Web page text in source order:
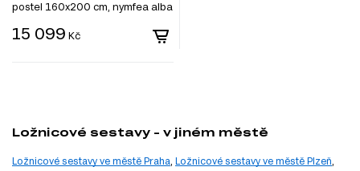
postel 160x200 cm, nymfea alba
15 099 Kč
Ložnicové sestavy - v jiném městě
Ložnicové sestavy ve městě Praha Ložnicové sestavy ve městě Plzeň